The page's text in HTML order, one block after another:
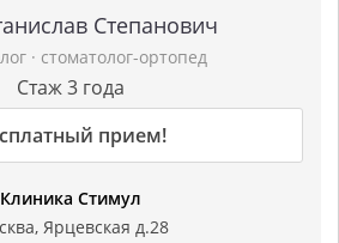
Степанович
· стоматолог-ортопед
Стаж 3 года
прием!
Клиника Стимул
Ярцевская д.28